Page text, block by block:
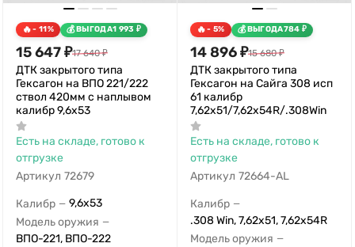
- 11% ВЫГОДА1 993 ₽
15 647₽17 640 ₽
ДТК закрытого типа
Гексагон на ВПО 221/222
ствол 420мм с наплывом
калибр 9,6х53
Есть на складе, готово к
отгрузке
Артикул 72679
Калибр — 9,6х53
Модель оружия —
ВПО-221, ВПО-222
- 5% ВЫГОДА784 ₽
14 896₽15 680 ₽
ДТК закрытого типа
Гексагон на Сайга 308 исп
61 калибр
7,62х51/7,62х54R/.308Win
Есть на складе, готово к
отгрузке
Артикул 72664-AL
Калибр —
.308 Win, 7,62x51, 7,62x54R
Модель оружия —